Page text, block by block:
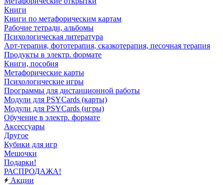
Книги
Книги по метафорическим картам
Рабочие тетради, альбомы
Психологическая литература
Арт-терапия, фототерапия, сказкотерапия, песочная терапия
Продукты в электр. формате
Книги, пособия
Метафорические карты
Психологические игры
Программы для дистанционной работы
Модули для PSYCards (карты)
Модули для PSYCards (игры)
Обучение в электр. формате
Аксессуары
Другое
Кубики для игр
Мешочки
Подарки!
РАСПРОДАЖА!
Акции